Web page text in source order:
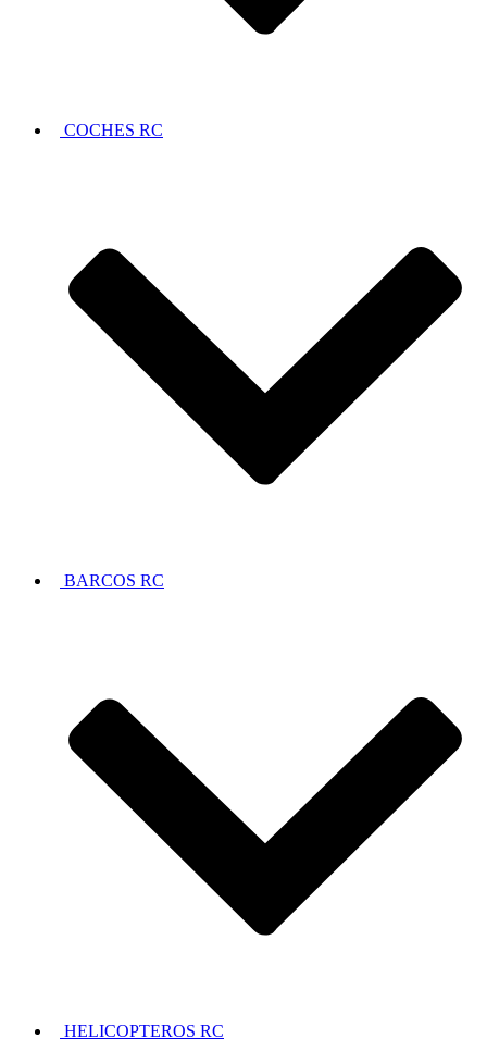
COCHES RC
BARCOS RC
HELICOPTEROS RC